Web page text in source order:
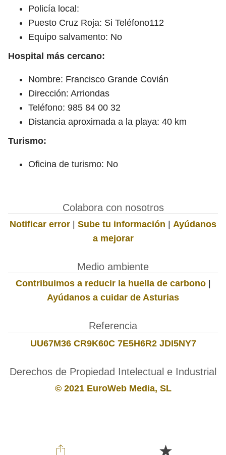
Policía local:
Puesto Cruz Roja: Si Teléfono112
Equipo salvamento: No
Hospital más cercano:
Nombre: Francisco Grande Covián
Dirección: Arriondas
Teléfono: 985 84 00 32
Distancia aproximada a la playa: 40 km
Turismo:
Oficina de turismo: No
Colabora con nosotros
Notificar error | Sube tu información | Ayúdanos
a mejorar
Medio ambiente
Contribuimos a reducir la huella de carbono|
Ayúdanos a cuidar de Asturias
Referencia
UU67M36 CR9K60C 7E5H6R2 JDI5NY7
Derechos de Propiedad Intelectual e Industrial
© 2021 EuroWeb Media, SL